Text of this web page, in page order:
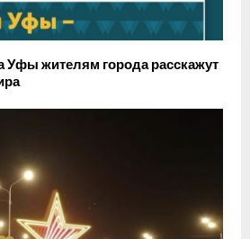
Уфы жителям города расскажут